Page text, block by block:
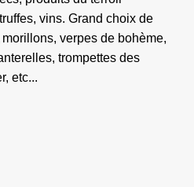
vins. Grand choix de
verpes de bohème,
trompettes des
etc...